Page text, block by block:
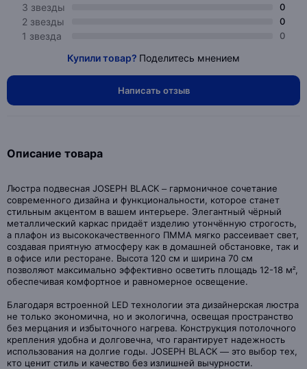
3 звезды 0
2 звезды 0
1 звезда 0
Купили товар? Поделитесь мнением
Написать отзыв
Описание товара
Люстра подвесная JOSEPH BLACK – гармоничное сочетание
современного дизайна и функциональности, которое станет
стильным акцентом в вашем интерьере. Элегантный чёрный
металлический каркас придаёт изделию утончённую строгость,
а плафон из высококачественного ПММА мягко рассеивает свет,
создавая приятную атмосферу как в домашней обстановке, так и
в офисе или ресторане. Высота 120 см и ширина 70 см
позволяют максимально эффективно осветить площадь 12-18 м²,
обеспечивая комфортное и равномерное освещение.
Благодаря встроенной LED технологии эта дизайнерская люстра
не только экономична, но и экологична, освещая пространство
без мерцания и избыточного нагрева. Конструкция потолочного
крепления удобна и долговечна, что гарантирует надежность
использования на долгие годы. JOSEPH BLACK — это выбор тех,
кто ценит стиль и качество без излишней вычурности.